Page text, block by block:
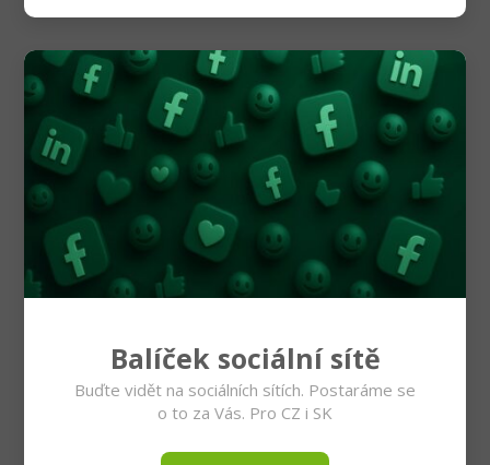
Balíček sociální sítě
Buďte vidět na sociálních sítích. Postaráme se
o to za Vás. Pro CZ i SK